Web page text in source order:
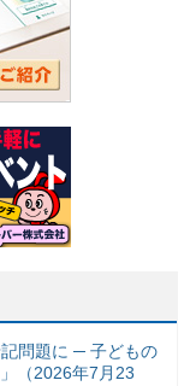
問題に ─ 子どもの
（2026年7月23